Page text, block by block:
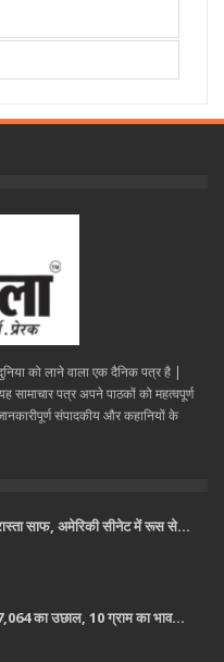
को लाने वाला एक दैनिक पत्र है |
सामाचार पत्र अपने पाठकों को महत्वपूर्ण
संपादकीय और कहानियों के
साफ, अमेरिकी सीनेट में रूस से…
का उछाल, 10 ग्राम का भाव…